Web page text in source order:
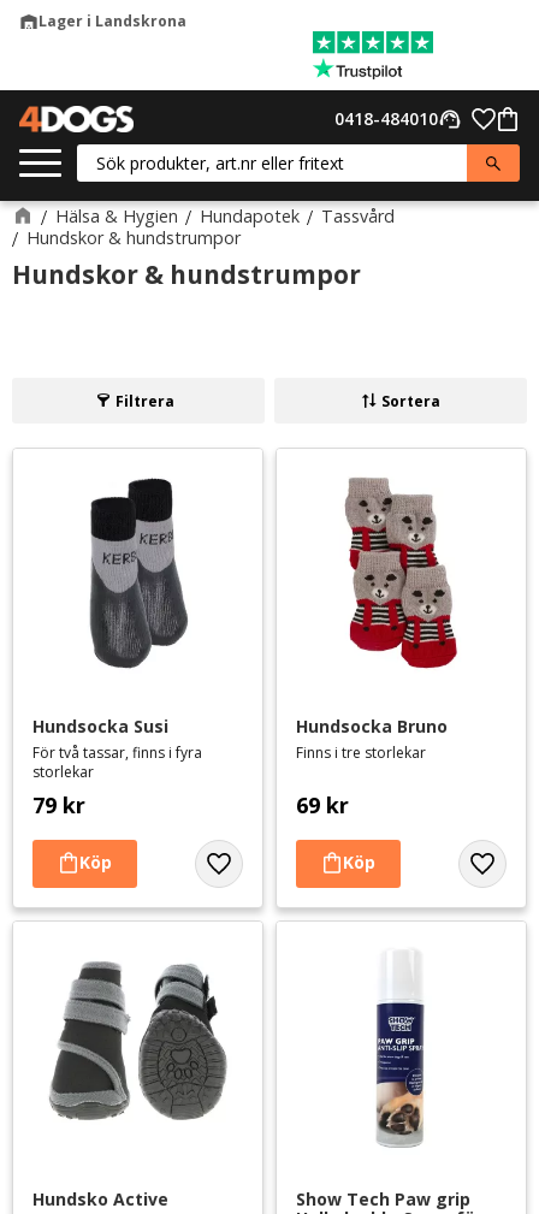
warehouseLager i Landskrona
support_agent
0418-484010
Hälsa & Hygien Hundapotek
Tassvård
Hundskor & hundstrumpor
Hundskor & hundstrumpor
Filtrera Sortera
Hundsocka Susi
För två tassar, finns i fyra
storlekar
79 kr
Lägg till i favoriter
Hundsocka Bruno
Finns i tre storlekar
69 kr
Lägg
Hundsko Active
Show Tech Paw grip